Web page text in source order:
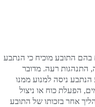
בהם התובע מוכיח כי הנתבע
התנהגות רעה. מדובר
ניסה למנוע ממנו
הפעלת כוח או ניצול
אחר בזכותו של התובע